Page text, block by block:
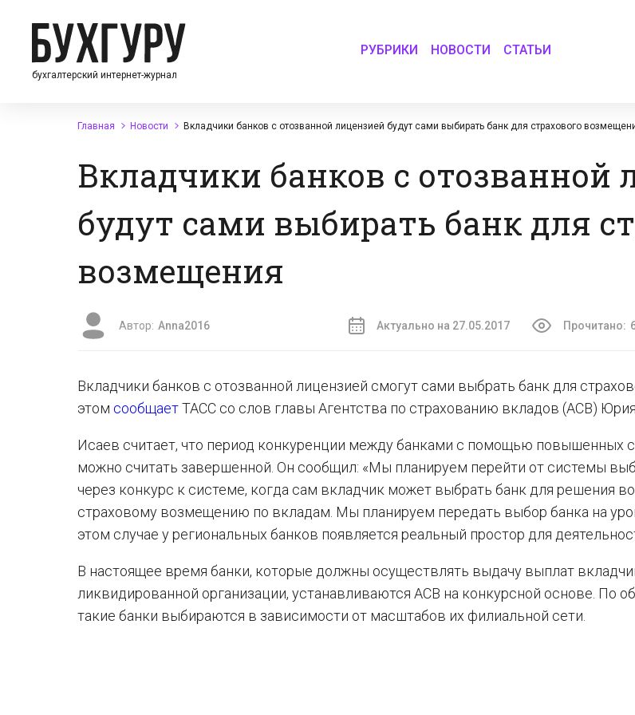
бухгалтерский интернет-журнал
РУБРИКИ НОВОСТИ СТАТЬИ
Главная Новости Вкладчики банков с отозванной лицензией будут сами выбирать банк для страхового
Вкладчики банков с отозванной
будут сами выбирать банк для
возмещения
Автор: Anna2016 Актуально на 27.05.2017 Прочитано:
Вкладчики банков с отозванной лицензией смогут сами выбрать банк для
этом сообщаетТАСС со слов главы Агентства по страхованию вкладов (АСВ)
Исаев считает, что период конкуренции между банками с помощью повышенных
можно считать завершенной. Он сообщил: «Мы планируем перейти от системы
через конкурс к системе, когда сам вкладчик может выбрать банк для решения
страховому возмещению по вкладам. Мы планируем передать выбор банка на
этом случае у региональных банков появляется реальный простор для
В настоящее время банки, которые должны осуществлять выдачу выплат
ликвидированной организации, устанавливаются АСВ на конкурсной основе. По
такие банки выбираются в зависимости от масштабов их филиальной сети.